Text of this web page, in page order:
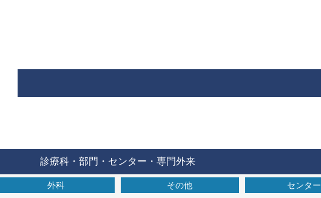
診療科・部門・センター・専門外来
外科 その他 センター